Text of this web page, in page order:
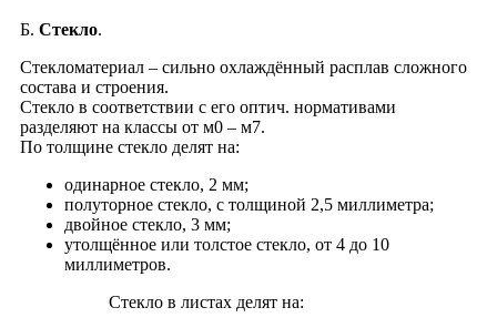
Б. Стекло.
Стекломатериал – сильно охлаждённый расплав сложного
состава и строения.
Стекло в соответствии с его оптич. нормативами
разделяют на классы от м0 – м7.
По толщине стекло делят на:
одинарное стекло, 2 мм;
полуторное стекло, с толщиной 2,5 миллиметра;
двойное стекло, 3 мм;
утолщённое или толстое стекло, от 4 до 10
миллиметров.
Стекло в листах делят на: